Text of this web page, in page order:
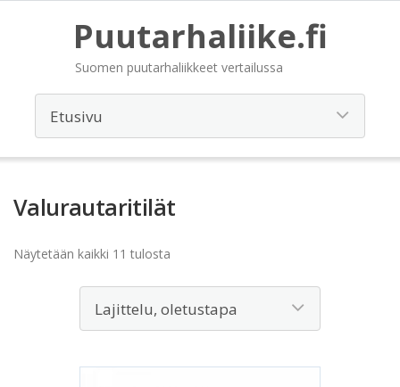
Puutarhaliike.fi
Suomen puutarhaliikkeet vertailussa
Valurautaritilät
Näytetään kaikki 11 tulosta